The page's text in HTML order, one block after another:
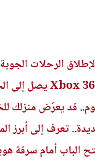
الرحلات الجوية
قد يعرّض منزلك
تعرف إلى أبرز
الباب أمام سرقة